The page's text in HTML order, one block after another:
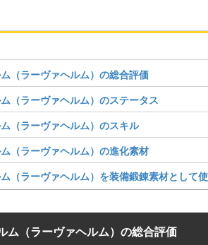
（ラーヴァヘルム）の総合評価
（ラーヴァヘルム）のステータス
（ラーヴァヘルム）のスキル
（ラーヴァヘルム）の進化素材
（ラーヴァヘルム）を装備鍛錬素材として
ム（ラーヴァヘルム）の総合評価